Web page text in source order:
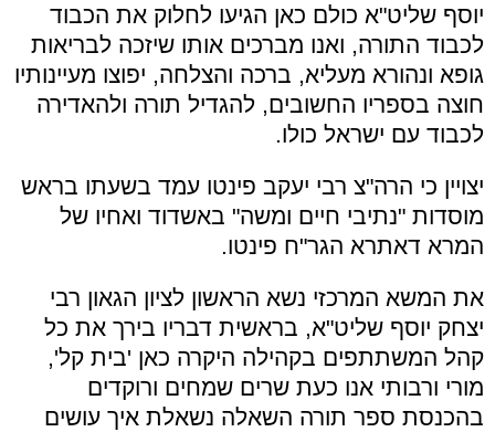
יוסף שליט"א כולם כאן הגיעו לחלוק את הכבוד
לכבוד התורה, ואנו מברכים אותו שיזכה לבריאות
גופא ונהורא מעליא, ברכה והצלחה, יפוצו מעיינותיו
חוצה בספריו החשובים, להגדיל תורה ולהאדירה
לכבוד עם ישראל כולו.
יצויין כי הרה"צ רבי יעקב פינטו עמד בשעתו בראש
מוסדות "נתיבי חיים ומשה" באשדוד ואחיו של
המרא דאתרא הגר"ח פינטו.
את המשא המרכזי נשא הראשון לציון הגאון רבי
יצחק יוסף שליט"א, בראשית דבריו בירך את כל
קהל המשתתפים בקהילה היקרה כאן 'בית קל',
מורי ורבותי אנו כעת שרים שמחים ורוקדים
בהכנסת ספר תורה השאלה נשאלת איך עושים